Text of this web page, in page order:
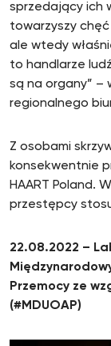
sprzedający ich
towarzyszy
ale wtedy
to handlarze
są na organy” –
regionalnego
Z osobami
konsekwentnie
HAART Poland.
przestępcy
22.08.2022 –
Przemocy ze
(#MDUOAP)